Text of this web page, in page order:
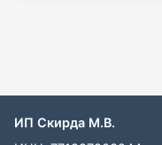
ИП Скирда М.В.